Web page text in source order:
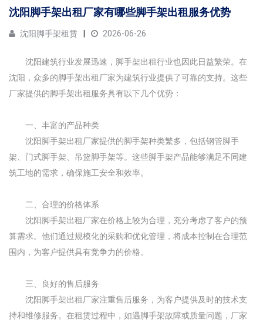
沈阳脚手架出租厂家有哪些脚手架出租服务优势
沈阳脚手架租赁 2026-06-26
沈阳建筑行业发展迅速，脚手架出租行业也因此日益繁荣。在
沈阳，众多的脚手架出租厂家为建筑行业提供了可靠的支持。这些
厂家提供的脚手架出租服务具有以下几个优势：
一、丰富的产品种类
沈阳脚手架出租厂家提供的脚手架种类繁多，包括钢管脚手
架、门式脚手架、吊篮脚手架等。这些脚手架产品能够满足不同建
筑工地的需求，确保施工安全和效率。
二、合理的价格体系
沈阳脚手架出租厂家在价格上较为合理，充分考虑了客户的预
算需求。他们通过规模化的采购和优化管理，将成本控制在合理范
围内，为客户提供具有竞争力的价格。
三、良好的售后服务
沈阳脚手架出租厂家注重售后服务，为客户提供及时的技术支
持和维修服务。在租赁过程中，如遇脚手架故障或质量问题，厂家